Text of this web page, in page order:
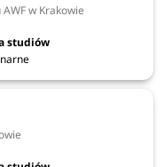
Fizycznego
w Krakowie